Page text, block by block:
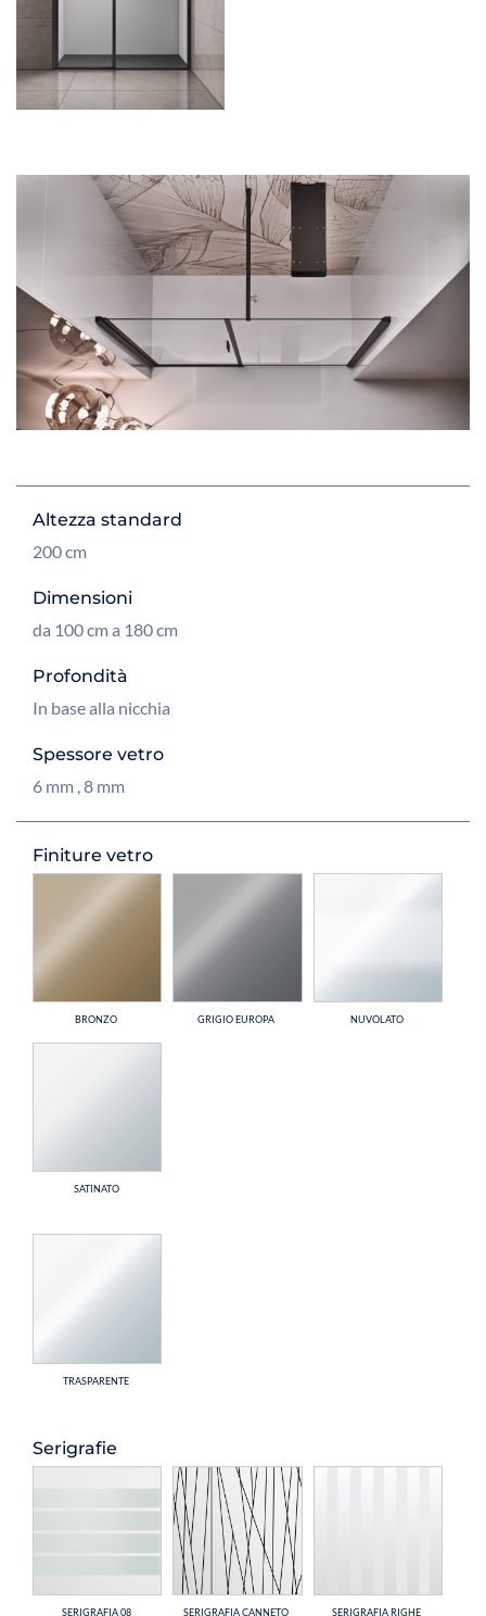
Altezza standard
200 cm
Dimensioni
da 100 cm a 180 cm
Profondità
In base alla nicchia
Spessore vetro
6 mm 8 mm
Finiture vetro
BRONZO GRIGIO EUROPA NUVOLATO
SATINATO
TRASPARENTE
Serigrafie
SERIGRAFIA 08 SERIGRAFIA CANNETO SERIGRAFIA RIGHE